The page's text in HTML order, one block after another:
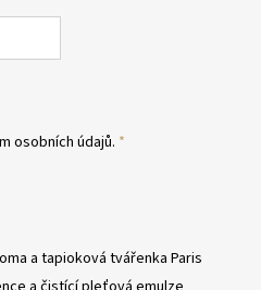
osobních údajů.
a tapioková tvářenka Paris